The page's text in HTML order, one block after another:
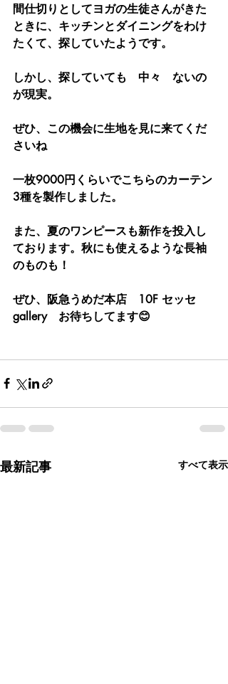
間仕切りとしてヨガの生徒さんがきた
ときに、キッチンとダイニングをわけ
たくて、探していたようです。
しかし、探していても　中々　ないの
が現実。
ぜひ、この機会に生地を見に来てくだ
さいね
一枚9000円くらいでこちらのカーテン
3種を製作しました。
また、夏のワンピースも新作を投入し
ております。秋にも使えるような長袖
のものも！
ぜひ、阪急うめだ本店　10F セッセ
gallery　お待ちしてます😊
最新記事 すべて表示